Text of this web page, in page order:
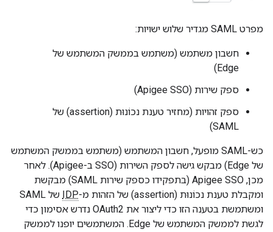
מפרט SAML מגדיר שלוש ישויות:
חשבון משתמש (משתמש בממשק המשתמש של
Edge)
ספק שירות (Apigee SSO)
ספק זהויות (מחזיר טענת נכוֹנוּת (assertion) של
SAML)
כש-SAML מופעל, חשבון המשתמש (משתמש בממשק המשתמש
של Edge) מבקש גישה לספק השירות (SSO ב-Apigee). לאחר
מכן, Apigee SSO (בתפקידו כספק שירות SAML) מבקשת
ומקבלת טענת נכוֹנוּת (assertion) של הזהות מ-
IDP
של SAML
ומשתמשת בטענה הזו כדי ליצור את OAuth2 נדרש אסימון כדי
לגשת לממשק המשתמש של Edge. המשתמשים יופנו לממשק